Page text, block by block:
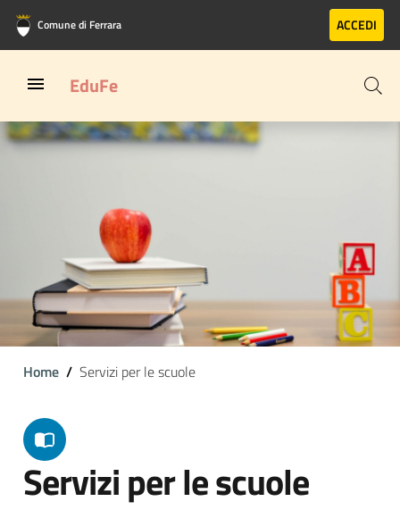
Vai al contenuto principale
Vai al footer
Comune di Ferrara ACCEDI
EduFe
Home Servizi per le scuole
Servizi per le scuole